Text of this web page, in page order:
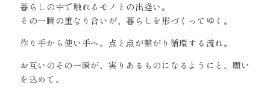
暮らしの中で触れるモノとの出逢い。
その一瞬の重なり合いが、暮らしを形づくってゆく。
作り手から使い手へ。点と点が繋がり循環する流れ。
お互いのその一瞬が、実りあるものになるようにと、願い
を込めて。